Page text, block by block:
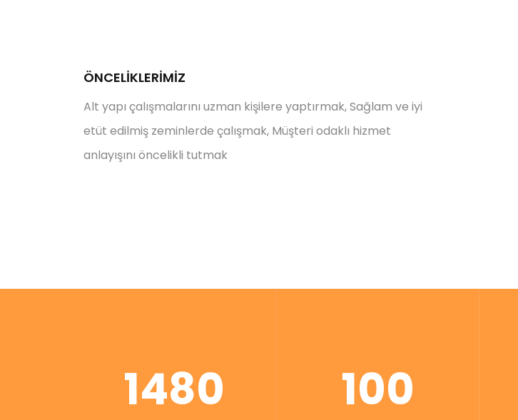
ÖNCELİKLERİMİZ
Alt yapı çalışmalarını uzman kişilere yaptırmak, Sağlam ve iyi
etüt edilmiş zeminlerde çalışmak, Müşteri odaklı hizmet
anlayışını öncelikli tutmak
1480 100